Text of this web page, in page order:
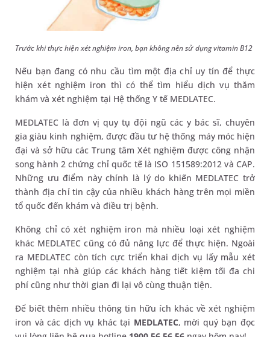
Trước khi thực hiện xét nghiệm iron, bạn không nên sử dụng vitamin B12
Nếu bạn đang có nhu cầu tìm một địa chỉ uy tín để thực
hiện xét nghiệm iron thì có thể tìm hiểu dịch vụ thăm
khám và xét nghiệm tại Hệ thống Y tế MEDLATEC.
MEDLATEC là đơn vị quy tụ đội ngũ các y bác sĩ, chuyên
gia giàu kinh nghiệm, được đầu tư hệ thống máy móc hiện
đại và sở hữu các Trung tâm Xét nghiệm được công nhận
song hành 2 chứng chỉ quốc tế là ISO 151589:2012 và CAP.
Những ưu điểm này chính là lý do khiến MEDLATEC trở
thành địa chỉ tin cậy của nhiều khách hàng trên mọi miền
tổ quốc đến khám và điều trị bệnh.
Không chỉ có xét nghiệm iron mà nhiều loại xét nghiệm
khác MEDLATEC cũng có đủ năng lực để thực hiện. Ngoài
ra MEDLATEC còn tích cực triển khai dịch vụ lấy mẫu xét
nghiệm tại nhà giúp các khách hàng tiết kiệm tối đa chi
phí cũng như thời gian đi lại vô cùng thuận tiện.
Để biết thêm nhiều thông tin hữu ích khác về xét nghiệm
iron và các dịch vụ khác tại MEDLATEC, mời quý bạn đọc